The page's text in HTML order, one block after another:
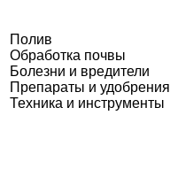
Полив
Обработка почвы
Болезни и вредители
Препараты и удобрения
Техника и инструменты